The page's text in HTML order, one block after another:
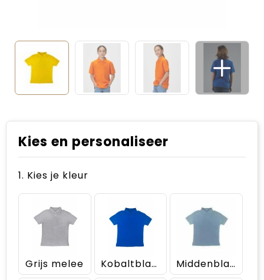
Kies en personaliseer
1. Kies je kleur
Grijs melee Kobaltblauw Middenblauw